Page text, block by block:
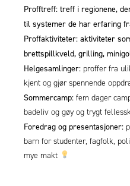
Profftreff: treff i regionene,
til systemer de har erfaring
Proffaktiviteter: aktiviteter
brettspillkveld, grilling,
Helgesamlinger: proffer fra
kjent og gjør spennende
Sommercamp: fem dager
badeliv og gøy og trygt
Foredrag og presentasjoner:
barn for studenter, fagfolk,
mye makt